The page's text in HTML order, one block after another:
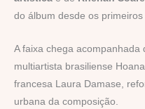
do álbum desde os primeiros
A faixa chega acompanhada
multiartista brasiliense
francesa Laura Damase,
urbana da composição.